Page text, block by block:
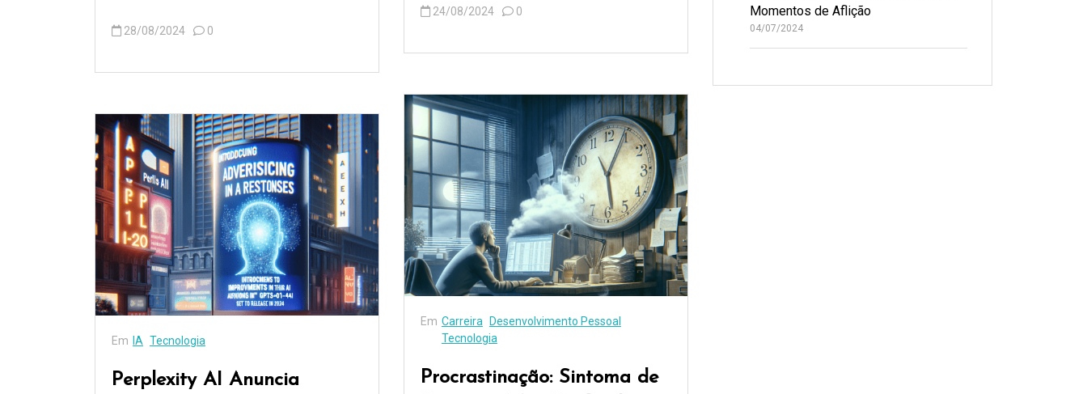
28/08/2024 0
Em IA Tecnologia
Perplexity AI Anuncia
24/08/2024 0
Em Carreira
Desenvolvimento Pessoal
Tecnologia
Procrastinação: Sintoma de
Momentos de Aflição
04/07/2024